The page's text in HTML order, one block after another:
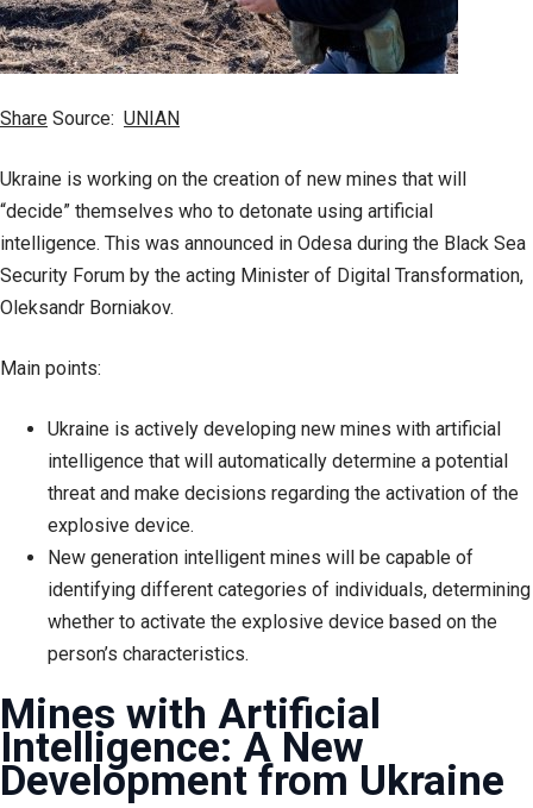
Share Source: UNIAN
Ukraine is working on the creation of new mines that will
“decide” themselves who to detonate using artificial
intelligence. This was announced in Odesa during the Black Sea
Security Forum by the acting Minister of Digital Transformation,
Oleksandr Borniakov.
Main points:
Ukraine is actively developing new mines with artificial
intelligence that will automatically determine a potential
threat and make decisions regarding the activation of the
explosive device.
New generation intelligent mines will be capable of
identifying different categories of individuals, determining
whether to activate the explosive device based on the
person’s characteristics.
Mines with Artificial
Intelligence: A New
Development from Ukraine